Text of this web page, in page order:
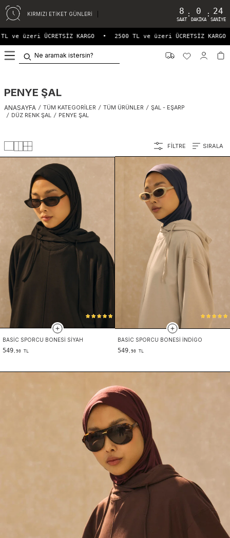
KIRMIZI ETİKET GÜNLERİ 8
SAAT
: 0
DAKIKA
: 23
SANIYE
üzeri ÜCRETSİZ KARGO • 2500 TL ve üzeri ÜCRETSİZ KARGO •
PENYE ŞAL
ANASAYFA / TÜM KATEGORILER / TÜM ÜRÜNLER / ŞAL - EŞARP
/ DÜZ RENK ŞAL / PENYE ŞAL
FILTRE SIRALA
BASIC SPORCU BONESI SIYAH
549 ,90 TL
BASIC SPORCU BONESI İNDIGO
549 ,90 TL